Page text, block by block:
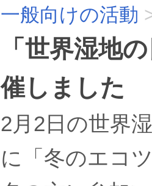
一般向けの活動
「世界湿地
催しました
2月2日の世界
に「冬のエコ